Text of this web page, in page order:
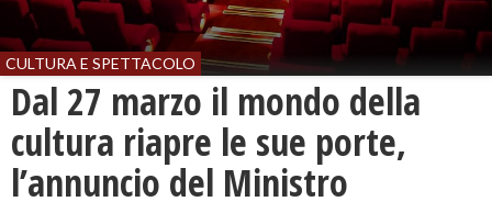
CULTURA E SPETTACOLO
Dal 27 marzo il mondo della
cultura riapre le sue porte,
l’annuncio del Ministro